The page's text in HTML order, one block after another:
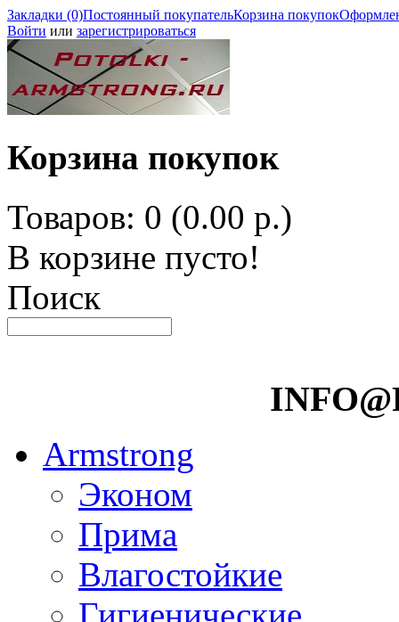
Закладки (0)Постоянный покупательКорзина покупок
Войти или зарегистрироваться
Корзина покупок
Товаров: 0 (0.00 р.)
В корзине пусто!
Поиск
Armstrong
Эконом
Прима
Влагостойкие
Гигиенические